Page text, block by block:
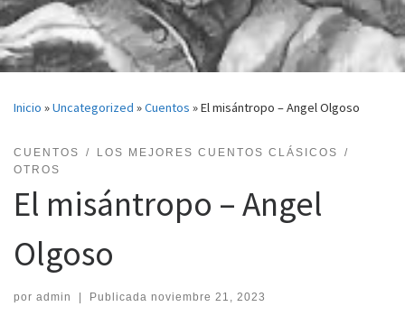
Inicio »Uncategorized »Cuentos »El misántropo – Angel Olgoso
CUENTOS
LOS MEJORES CUENTOS CLÁSICOS
OTROS
El misántropo – Angel
Olgoso
por admin Publicada noviembre 21, 2023